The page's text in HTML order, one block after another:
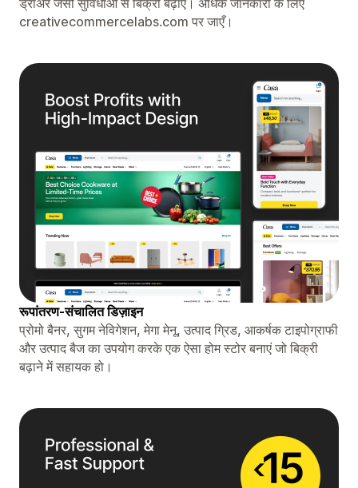
creativecommercelabs.com पर जाएँ।
रूपांतरण-संचालित डिज़ाइन
प्रोमो बैनर, सुगम नेविगेशन, मेगा मेनू, उत्पाद ग्रिड, आकर्षक टाइपोग्राफी
और उत्पाद बैज का उपयोग करके एक ऐसा होम स्टोर बनाएं जो बिक्री
बढ़ाने में सहायक हो।